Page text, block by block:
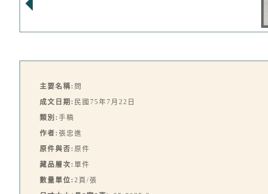
主要名稱: 問
成文日期: 民國75年7月22日
類別: 手稿
作者: 張忠進
原件與否: 原件
藏品層次: 單件
數量單位: 2頁/張